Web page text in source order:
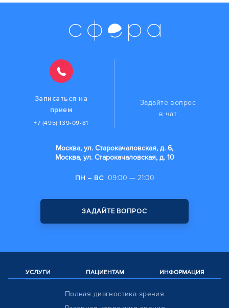
Записаться на
прием
+7 (495) 139-09-81
Задайте вопрос
в чат
Москва, ул. Старокачаловская, д. 6,
Москва, ул. Старокачаловская, д. 10
ПН – ВС 09:00 — 21:00
ЗАДАЙТЕ ВОПРОС
УСЛУГИ ПАЦИЕНТАМ ИНФОРМАЦИЯ
Полная диагностика зрения